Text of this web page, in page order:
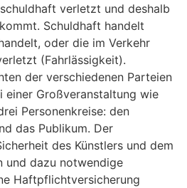
verletzt und deshalb
Schuldhaft handelt
oder die im Verkehr
(Fahrlässigkeit).
der verschiedenen Parteien
einer Großveranstaltung wie
Personenkreise: den
das Publikum. Der
des Künstlers und dem
und dazu notwendige
Haftpflichtversicherung